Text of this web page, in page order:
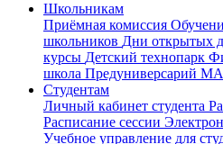
Школьникам
Приёмная комиссия
школьников Дни открытых
курсы Детский технопарк
школа Предуниверсарий
Студентам
Личный кабинет студента
Расписание сессии
Учебное управление для